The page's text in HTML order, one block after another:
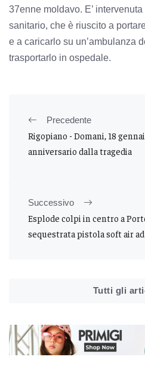
37enne moldavo. E’
sanitario, che è riuscito a
e a caricarlo su un’ambulanza
trasportarlo in ospedale.
Precedente
Rigopiano - Domani, 18
anniversario dalla tragedia
Successivo
Esplode colpi in centro a
sequestrata pistola soft air
Tutti gli